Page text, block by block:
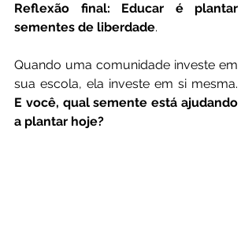
Reflexão final: Educar é plantar
sementes de liberdade.
Quando uma comunidade investe em
E você, qual semente está ajudando
a plantar hoje?